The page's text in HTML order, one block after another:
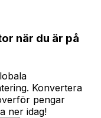
när du är på
Konvertera
pengar
ner idag!